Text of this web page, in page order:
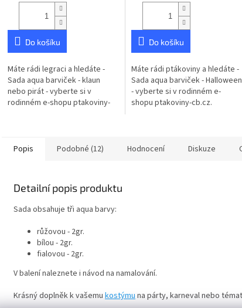
Do košíku
Máte rádi legraci a hledáte -
Sada aqua barviček - klaun
nebo pirát - vyberte si v
rodinném e-shopu ptakoviny-
Do košíku
Máte rádi ptákoviny a hledáte -
Sada aqua barviček - Halloween
- vyberte si v rodinném e-
shopu ptakoviny-cb.cz.
Popis Podobné (12) Hodnocení Diskuze
Detailní popis produktu
Sada obsahuje tři aqua barvy:
růžovou - 2gr.
bílou - 2gr.
fialovou - 2gr.
V balení naleznete i návod na namalování.
Krásný doplněk k vašemu kostýmuna párty, karneval nebo